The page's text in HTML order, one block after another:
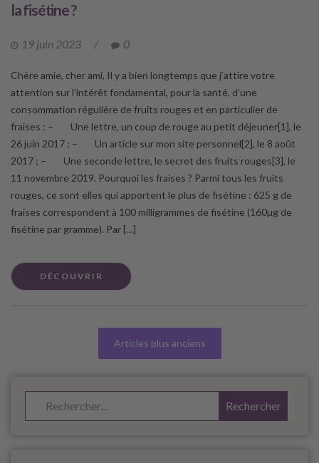
la fisétine ?
19 juin 2023 / 0
Chère amie, cher ami, Il y a bien longtemps que j’attire votre
attention sur l’intérêt fondamental, pour la santé, d’une
consommation régulière de fruits rouges et en particulier de
fraises : – Une lettre, un coup de rouge au petit déjeuner[1], le
26 juin 2017 ; – Un article sur mon site personnel[2], le 8 août
2017 ; – Une seconde lettre, le secret des fruits rouges[3], le
11 novembre 2019. Pourquoi les fraises ? Parmi tous les fruits
rouges, ce sont elles qui apportent le plus de fisétine : 625 g de
fraises correspondent à 100 milligrammes de fisétine (160µg de
fisétine par gramme). Par […]
DÉCOUVRIR
Articles plus anciens